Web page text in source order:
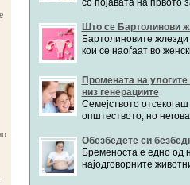
AniJo
во 19:13
на темаRE: Сурогат -
Забременување
Anonimen
на темаRE:
Забременување
на темаRE:
Забременување